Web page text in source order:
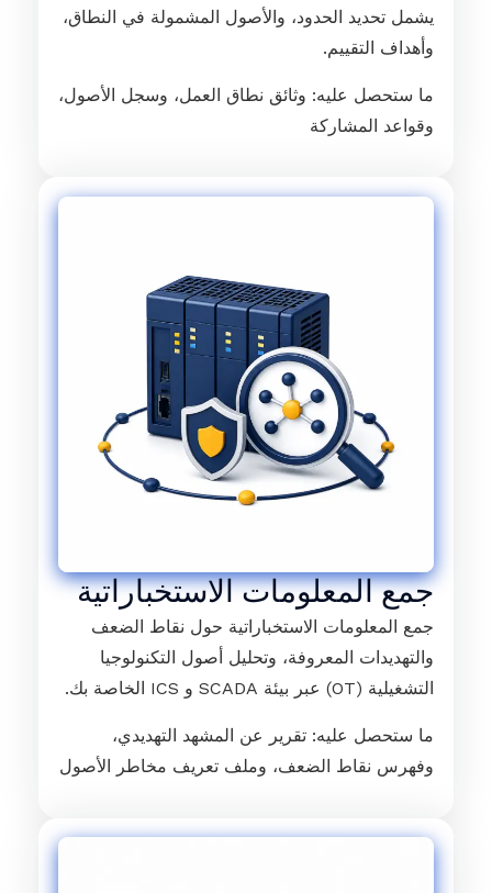
يشمل تحديد الحدود، والأصول المشمولة في النطاق،
وأهداف التقييم.
ما ستحصل عليه: وثائق نطاق العمل، وسجل الأصول،
وقواعد المشاركة
جمع المعلومات الاستخباراتية
جمع المعلومات الاستخباراتية حول نقاط الضعف
والتهديدات المعروفة، وتحليل أصول التكنولوجيا
التشغيلية (OT) عبر بيئة SCADA و ICS الخاصة بك.
ما ستحصل عليه: تقرير عن المشهد التهديدي،
وفهرس نقاط الضعف، وملف تعريف مخاطر الأصول